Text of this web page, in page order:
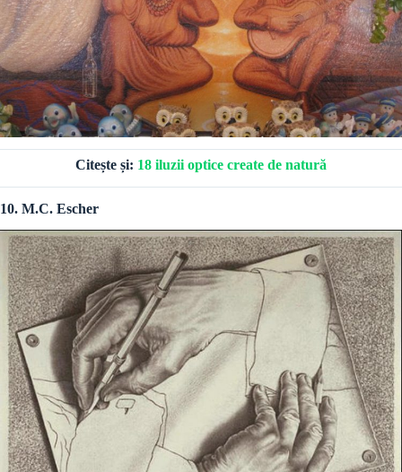
Citește și: 18 iluzii optice create de natură
10. M.C. Escher